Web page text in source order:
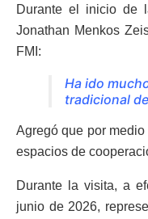
Durante el inicio de
Jonathan Menkos
FMI:
Ha ido
tradicional
Agregó que por
espacios de
Durante la visita, a
junio de 2026,